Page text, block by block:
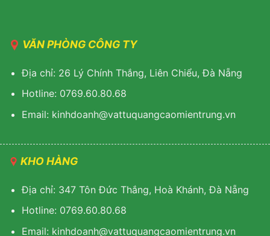
VĂN PHÒNG CÔNG TY
Địa chỉ: 26 Lý Chính Thắng, Liên Chiểu, Đà Nẵng
Hotline: 0769.60.80.68
Email: kinhdoanh@vattuquangcaomientrung.vn
KHO HÀNG
Địa chỉ: 347 Tôn Đức Thắng, Hoà Khánh, Đà Nẵng
Hotline: 0769.60.80.68
Email: kinhdoanh@vattuquangcaomientrung.vn